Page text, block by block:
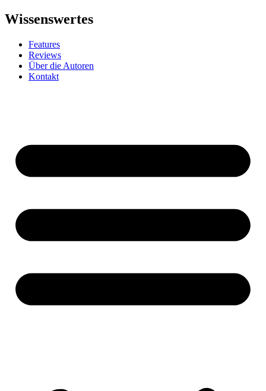
Wissenswertes
Features
Reviews
Über die Autoren
Kontakt